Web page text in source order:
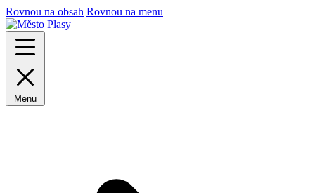
Rovnou na obsah Rovnou na menu
Menu